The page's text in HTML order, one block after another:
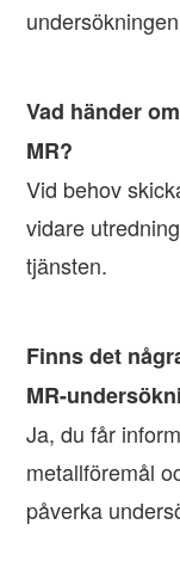
Vad händer
MR?
Vid behov
vidare
tjänsten.
Finns det
MR-
Ja, du får
metallföremål
påverka